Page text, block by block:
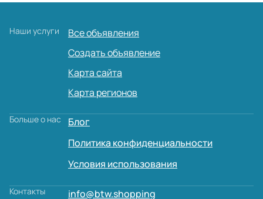
Наши услуги
Все объявления
Создать объявление
Карта сайта
Карта регионов
Больше о нас
Блог
Политика конфиденциальности
Условия использования
Контакты info@btw.shopping